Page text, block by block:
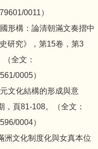
0011）
形構：論清朝滿文奏摺中
研究》，第15卷，第3
（全文：
0005）
文化結構的形成與意
頁81-108。（全文：
0004）
文化制度化與女真本位